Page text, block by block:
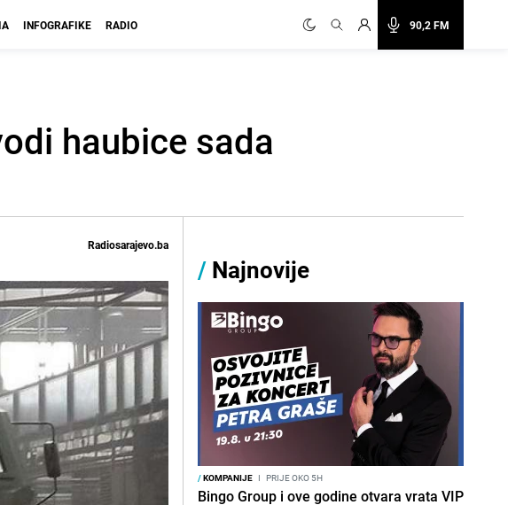
90,2 FM
INFOGRAFIKE RADIO
haubice sada
Radiosarajevo.ba
/ Najnovije
/KOMPANIJE I PRIJE OKO 5H
Bingo Group i ove godine otvara vrata VIP